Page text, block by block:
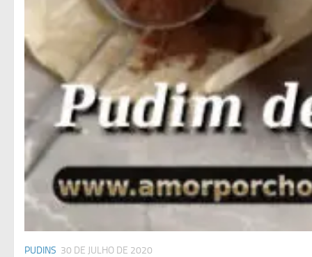
PUDINS 30 DE JULHO DE 2020